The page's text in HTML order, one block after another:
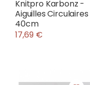
Knitpro Karbonz -
Aiguilles Circulaires
40cm
17,69 €